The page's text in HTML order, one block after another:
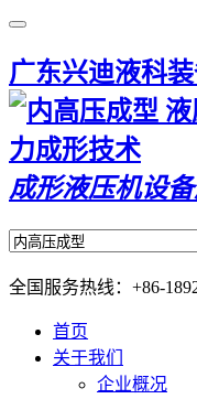
广东兴迪液科
力成形技术
成形液压机设
全国服务热线： +86-
首页
关于我们
企业概况